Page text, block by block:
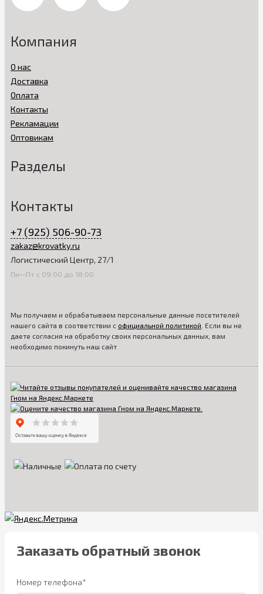
Компания
О нас
Доставка
Оплата
Контакты
Рекламации
Оптовикам
Разделы
Контакты
+7 (925) 506-90-73
zakaz@krovatky.ru
Логистический Центр, 27/1
Пн—Пт с 09:00 до 18:00
Мы получаем и обрабатываем персональные данные посетителей
нашего сайта в соответствии с официальной политикой . Если вы не
даете согласия на обработку своих персональных данных, вам
необходимо покинуть наш сайт
Заказать обратный звонок
Номер телефона*